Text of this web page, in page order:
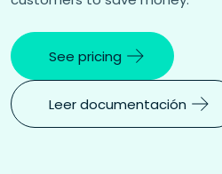
See pricing
Leer documentación